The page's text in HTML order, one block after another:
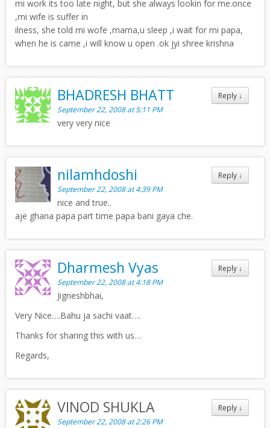
mi work its too late night, but she always lookin for me.once
,mi wife is suffer in
ilness, she told mi wofe ,mama,u sleep ,i wait for mi papa,
when he is came ,i will know u open .ok jyi shree krishna
Reply ↓
BHADRESH BHATT
September 22, 2008 at 5:11 PM
very very nice
Reply ↓
nilamhdoshi
September 22, 2008 at 4:39 PM
nice and true..
aje ghana papa part time papa bani gaya che.
Reply ↓
Dharmesh Vyas
September 22, 2008 at 4:18 PM
Jigneshbhai,
Very Nice….Bahu ja sachi vaat….
Thanks for sharing this with us…
Regards,
Reply ↓
VINOD SHUKLA
September 22, 2008 at 2:26 PM